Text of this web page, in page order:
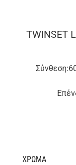
TWINSET
Σύνθεση:
ΧΡΏΜΑ